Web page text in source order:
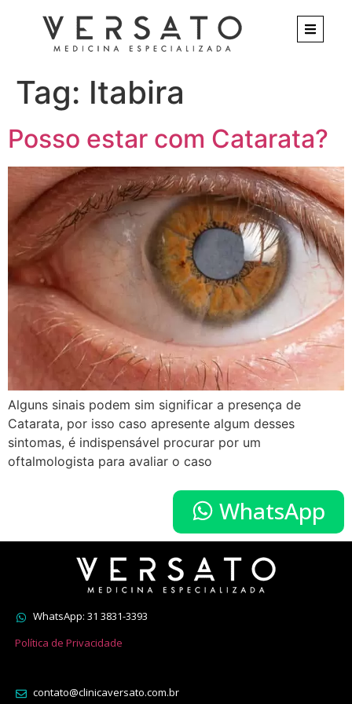
Tag: Itabira
Posso estar com Catarata?
Alguns sinais podem sim significar a presença de
Catarata, por isso caso apresente algum desses
sintomas, é indispensável procurar por um
oftalmologista para avaliar o caso
WhatsApp
WhatsApp: 31 3831-3393
Política de Privacidade
contato@clinicaversato.com.br